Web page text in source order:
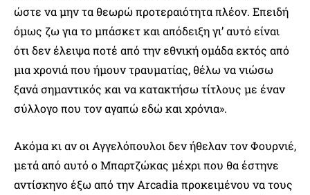
ώστε να μην τα θεωρώ προτεραιότητα πλέον. Επειδή
όμως ζω για το μπάσκετ και απόδειξη γι’ αυτό είναι
ότι δεν έλειψα ποτέ από την εθνική ομάδα εκτός από
μια χρονιά που ήμουν τραυματίας, θέλω να νιώσω
ξανά σημαντικός και να κατακτήσω τίτλους με έναν
σύλλογο που τον αγαπώ εδώ και χρόνια».
Ακόμα κι αν οι Αγγελόπουλοι δεν ήθελαν τον Φουρνιέ,
μετά από αυτό ο Μπαρτζώκας μέχρι που θα έστηνε
αντίσκηνο έξω από την Arcadia προκειμένου να τους